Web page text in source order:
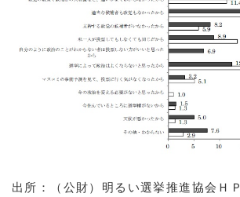
出所：（公財）明るい選挙推進協会ＨＰ